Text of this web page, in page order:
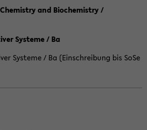
and Biochemistry /
Systeme / Ba
Systeme / Ba (Einschreibung bis SoSe